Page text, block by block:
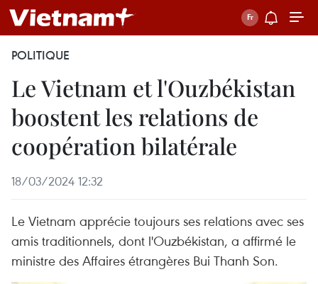
POLITIQUE
Le Vietnam et l'Ouzbékistan
boostent les relations de
coopération bilatérale
18/03/2024 12:32
Le Vietnam apprécie toujours ses relations avec ses
amis traditionnels, dont l'Ouzbékistan, a affirmé le
ministre des Affaires étrangères Bui Thanh Son.